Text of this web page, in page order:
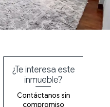
¿Te interesa este
inmueble?
Contáctanos sin
compromiso